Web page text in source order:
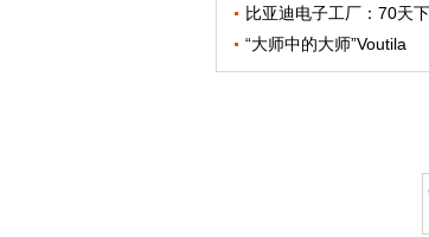
比亚迪电子工厂：70天
“大师中的大师”Voutila